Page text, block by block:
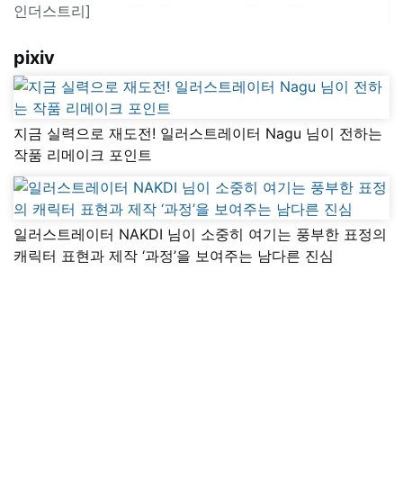
인더스트리]
pixiv
지금 실력으로 재도전! 일러스트레이터 Nagu 님이 전하는
작품 리메이크 포인트
일러스트레이터 NAKDI 님이 소중히 여기는 풍부한 표정의
캐릭터 표현과 제작 ‘과정’을 보여주는 남다른 진심